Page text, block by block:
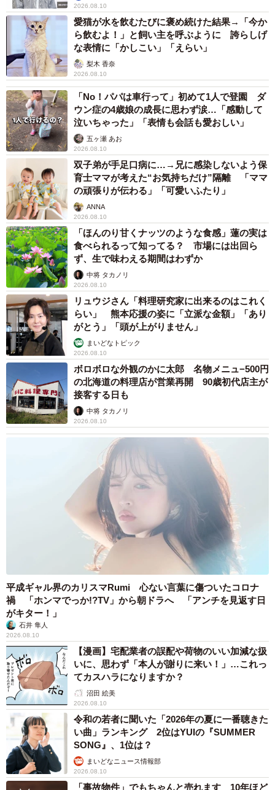
2026.08.10
愛猫が水を飲むたびに褒め続けた結果→「今か
ら飲むよ！」と飼い主を呼ぶように 誇らしげ
な表情に「かしこい」「えらい」
梨木 香奈
2026.08.10
「No！パパは車行って」初めて1人で登園 ダ
ウン症の4歳娘の成長に思わず涙…「感動して
泣いちゃった」「表情も会話も愛おしい」
五ヶ瀬 あお
2026.08.10
双子弟が手足口病に…→兄に感染しないよう保
育士ママが考えた“お気持ちだけ”隔離 「ママ
の頑張りが伝わる」「可愛いふたり」
ANNA
2026.08.10
「ほんのり甘くナッツのような食感」蓮の実は
食べられるって知ってる？ 市場には出回ら
ず、生で味わえる期間はわずか
中将 タカノリ
2026.08.10
リュウジさん「料理研究家に出来るのはこれく
らい」 熊本応援の姿に「立派な金額」「あり
がとう」「頭が上がりません」
まいどなトピック
2026.08.10
ボロボロな外観のかに太郎 名物メニュ−500円
の北海道の料理店が営業再開 90歳初代店主が
接客する日も
中将 タカノリ
2026.08.10
平成ギャル界のカリスマRumi 心ない言葉に傷ついたコロナ
禍 「ホンマでっか!?TV」から朝ドラへ 「アンチを見返す日
がキター！」
石井 隼人
2026.08.10
【漫画】宅配業者の誤配や荷物のいい加減な扱
いに、思わず「本人が謝りに来い！」…これっ
てカスハラになりますか？
沼田 絵美
2026.08.10
令和の若者に聞いた「2026年の夏に一番聴きた
い曲」ランキング 2位はYUIの『SUMMER
SONG』、1位は？
まいどなニュース情報部
2026.08.10
「事故物件」でもちゃんと売れます 10年ほど